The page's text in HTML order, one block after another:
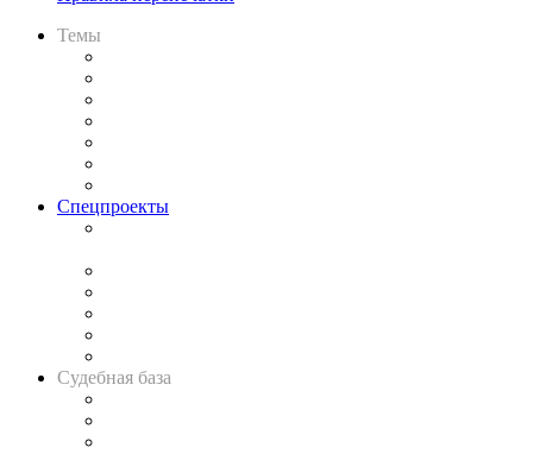
Темы
Спецпроекты
Судебная база